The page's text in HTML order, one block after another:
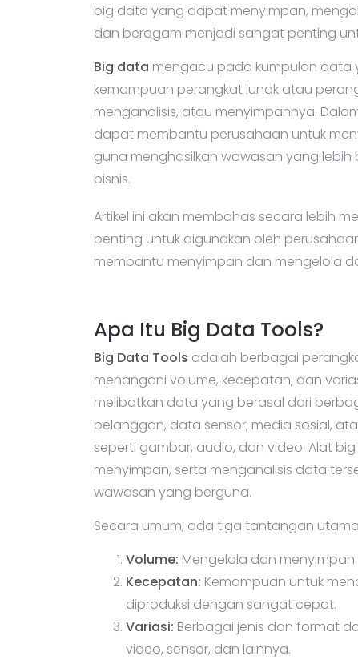
big data yang dapat menyimpan,
dan beragam menjadi sangat penting
Big data mengacu pada kumpulan data
kemampuan perangkat lunak atau
menganalisis, atau menyimpannya.
dapat membantu perusahaan untuk
guna menghasilkan wawasan yang
bisnis.
Artikel ini akan membahas secara lebih
penting untuk digunakan oleh
membantu menyimpan dan mengelola
Apa Itu Big Data Tools?
Big Data Tools adalah berbagai
menangani volume, kecepatan, dan
melibatkan data yang berasal dari
pelanggan, data sensor, media sosial,
seperti gambar, audio, dan video. Alat
menyimpan, serta menganalisis data
wawasan yang berguna.
Secara umum, ada tiga tantangan
Volume: Mengelola dan
Kecepatan: Kemampuan untuk
diproduksi dengan sangat cepat.
Variasi: Berbagai jenis dan format
video, sensor, dan lainnya.